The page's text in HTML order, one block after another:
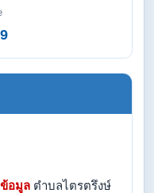
อมูล ตำบลไตรตรึงษ์